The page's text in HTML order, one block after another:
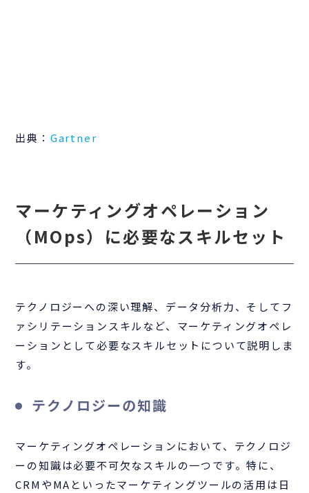
出典： Gartner
マーケティングオペレーション
（MOps）に必要なスキルセット
テクノロジーへの深い理解、データ分析力、そしてフ
ァシリテーションスキルなど、マーケティングオペレ
ーションとして必要なスキルセットについて説明しま
す。
テクノロジーの知識
マーケティングオペレーションにおいて、テクノロジ
ーの知識は必要不可欠なスキルの一つです。特に、
CRMやMAといったマーケティングツールの活用は日